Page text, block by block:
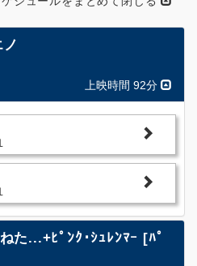
上映時間 92分
た...+ﾋﾟﾝｸ･ｼｭﾚﾝﾏｰ [ﾊﾟ